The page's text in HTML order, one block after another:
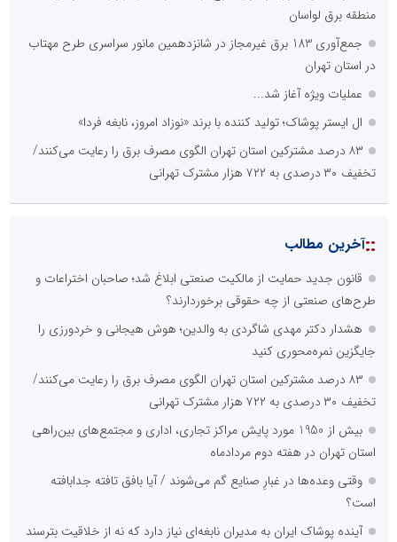
منطقه برق لواسان
جمع‌آوری 183 برق غیرمجاز در شانزدهمین مانور سراسری طرح مهتاب
در استان تهران
عملیات ویژه آغاز شد...
ال ایستر پوشاک؛ تولید کننده با برند «نوزاد امروز، نابغه فردا»
۸۳ درصد مشترکین استان تهران الگوی مصرف برق را رعایت می‌کنند/
تخفیف ۳۰ درصدی به ۷۲۲ هزار مشترک تهرانی
::آخرین مطالب
قانون جدید حمایت از مالکیت صنعتی ابلاغ شد؛ صاحبان اختراعات و
طرح‌های صنعتی از چه حقوقی برخوردارند؟
هشدار دکتر مهدی شاگردی به والدین؛ هوش هیجانی و خردورزی را
جایگزین نمره‌محوری کنید
۸۳ درصد مشترکین استان تهران الگوی مصرف برق را رعایت می‌کنند/
تخفیف ۳۰ درصدی به ۷۲۲ هزار مشترک تهرانی
بیش از 1950 مورد پایش مراکز تجاری، اداری و مجتمع‌های بین‌راهی
استان تهران در هفته دوم مردادماه
وقتی وعده‌ها در غبارِ صنایع گم می‌شوند / آیا بافق تافته جدابافته
است؟
آینده پوشاک ایران به مدیران نابغه‌ای نیاز دارد که نه از خلاقیت بترسند